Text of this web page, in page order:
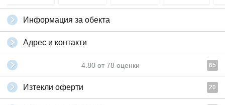
Информация за обекта
Адрес и контакти
4.80 от 78 оценки 65
Изтекли оферти 20